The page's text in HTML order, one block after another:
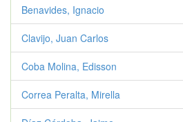
Benavides, Ignacio
Clavijo, Juan Carlos
Coba Molina, Edisson
Correa Peralta, Mirella